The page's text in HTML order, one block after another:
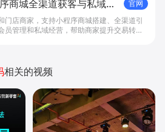
商城全渠道获客与私域复
有赞
官网
门店商家，支持小程序商城搭建、全渠道引
员管理和私域经营，帮助商家提升交易转化
相关的视频